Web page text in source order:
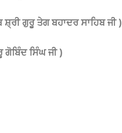
ਗੁਰੂ ਤੇਗ ਬਹਾਦਰ ਸਾਹਿਬ ਜੀ )
ਸਿੰਘ ਜੀ )